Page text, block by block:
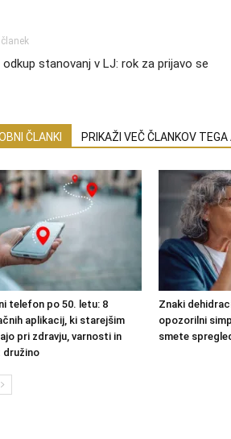
odkup stanovanj v LJ: rok za prijavo se
ČLANKI PRIKAŽI VEČ ČLANKOV
telefon po 50. letu: 8
aplikacij, ki starejšim
pri zdravju, varnosti in
družino
Znaki
opozorilni
smete